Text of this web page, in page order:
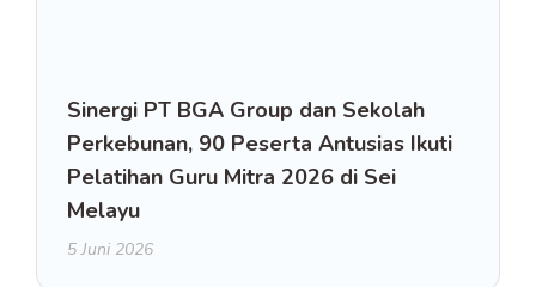
Sinergi PT BGA Group dan Sekolah
Perkebunan, 90 Peserta Antusias Ikuti
Pelatihan Guru Mitra 2026 di Sei
Melayu
5 Juni 2026